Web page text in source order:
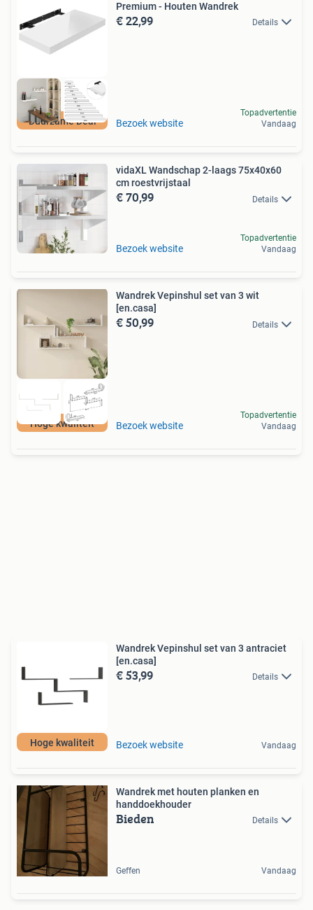
Duurzame Deal
Premium - Houten Wandrek
€ 22,99 Details
Bezoek website
Topadvertentie
Vandaag
vidaXL Wandschap 2-laags 75x40x60
cm roestvrijstaal
€ 70,99 Details
Bezoek website
Topadvertentie
Vandaag
Hoge kwaliteit
Wandrek Vepinshul set van 3 wit
[en.casa]
€ 50,99 Details
Bezoek website
Topadvertentie
Vandaag
Hoge kwaliteit
Wandrek Vepinshul set van 3 antraciet
[en.casa]
€ 53,99 Details
Bezoek website Vandaag
Wandrek met houten planken en
handdoekhouder
Bieden Details
Geffen Vandaag